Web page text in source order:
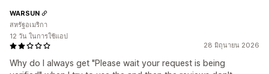
28 มิถุนายน 2026
Why do I always get "Please wait your request is being
WARSUN
สหรัฐอเมริกา
12 วัน ในการใช้แอป